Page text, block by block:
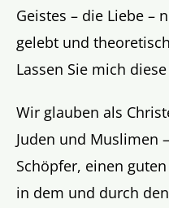
Geistes – die Liebe –
gelebt und
Lassen Sie mich
Wir glauben als
Juden und Muslimen
Schöpfer, einen
in dem und durch